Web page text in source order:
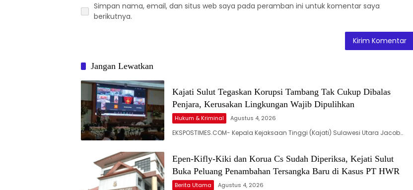
Simpan nama, email, dan situs web saya pada peramban ini untuk komentar saya
berikutnya.
Jangan Lewatkan
Kajati Sulut Tegaskan Korupsi Tambang Tak Cukup Dibalas
Penjara, Kerusakan Lingkungan Wajib Dipulihkan
Hukum & Kriminal Agustus 4, 2026
EKSPOSTIMES.COM- Kepala Kejaksaan Tinggi (Kajati) Sulawesi Utara Jacob…
Epen-Kifly-Kiki dan Korua Cs Sudah Diperiksa, Kejati Sulut
Buka Peluang Penambahan Tersangka Baru di Kasus PT HWR
Berita Utama Agustus 4, 2026